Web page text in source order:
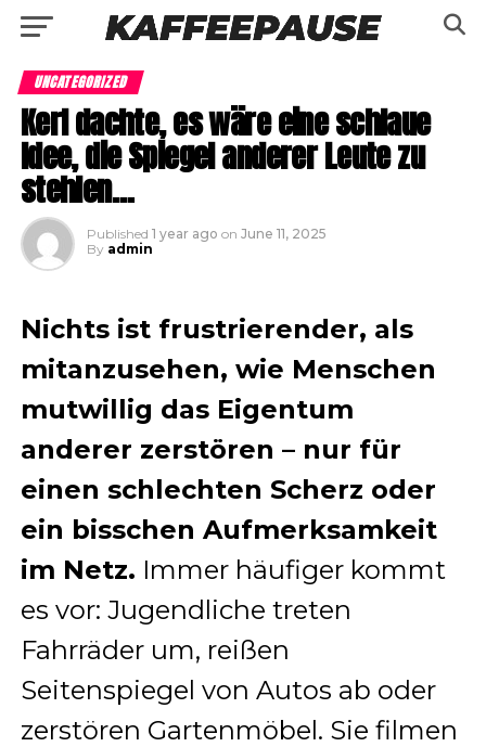
UNCATEGORIZED
Kerl dachte, es wäre eine schlaue
Idee, die Spiegel anderer Leute zu
stehlen…
Published 1 year ago on June 11, 2025
By admin
Nichts ist frustrierender, als
mitanzusehen, wie Menschen
mutwillig das Eigentum
anderer zerstören – nur für
einen schlechten Scherz oder
ein bisschen Aufmerksamkeit
im Netz. Immer häufiger kommt
es vor: Jugendliche treten
Fahrräder um, reißen
Seitenspiegel von Autos ab oder
zerstören Gartenmöbel. Sie filmen